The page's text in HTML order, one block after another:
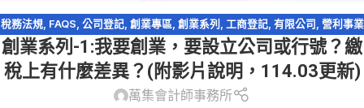
稅務法規, FAQS, 公司登記, 創業專區, 創業系列 , 工商登記, 有限公司 , 營利事業
所得稅,營業登記,營業稅
創業系列-1:我要創業，要設立公司或行號？繳
稅上有什麼差異？(附影片說明，114.03更新)
萬集會計師事務所